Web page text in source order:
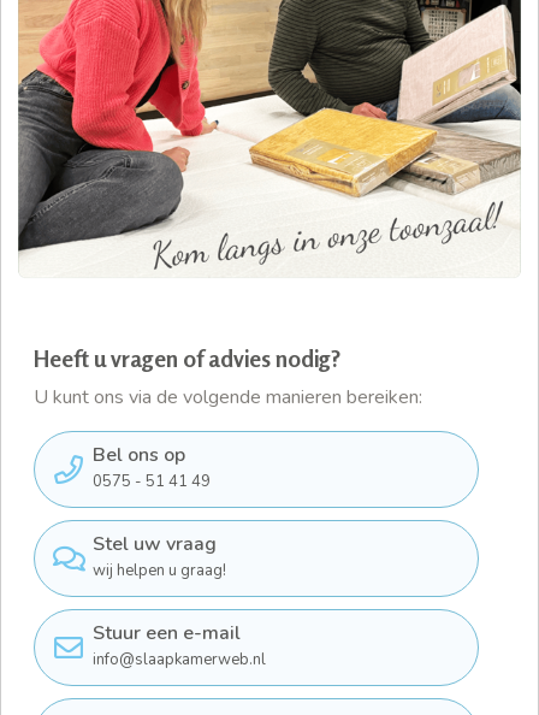
Heeft u vragen of advies nodig?
U kunt ons via de volgende manieren bereiken:
Bel ons op
0575 - 51 41 49
Stel uw vraag
wij helpen u graag!
Stuur een e-mail
info@slaapkamerweb.nl